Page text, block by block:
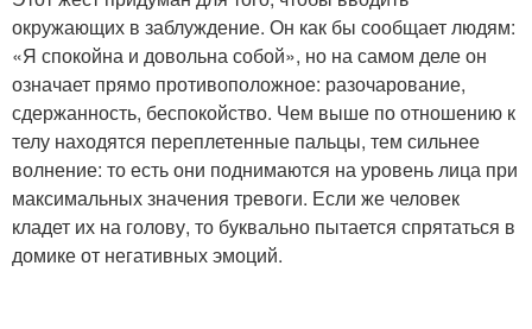
окружающих в заблуждение. Он как бы сообщает людям:
«Я спокойна и довольна собой», но на самом деле он
означает прямо противоположное: разочарование,
сдержанность, беспокойство. Чем выше по отношению к
телу находятся переплетенные пальцы, тем сильнее
волнение: то есть они поднимаются на уровень лица при
максимальных значения тревоги. Если же человек
кладет их на голову, то буквально пытается спрятаться в
домике от негативных эмоций.